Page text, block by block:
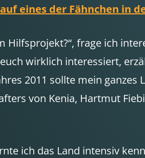
eines der Fähnchen in
Hilfsprojekt?“, frage ich
wirklich interessiert,
2011 sollte mein
von Kenia, Hartmut
ich das Land intensiv